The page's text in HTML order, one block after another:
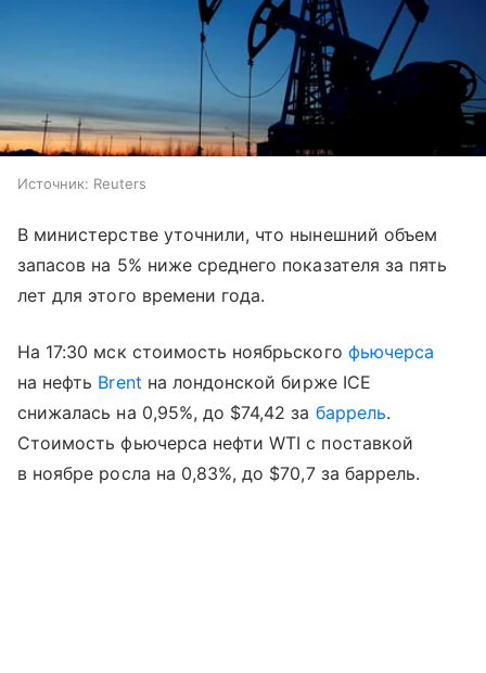
Источник: Reuters
В министерстве уточнили, что нынешний объем
запасов на 5% ниже среднего показателя за пять
лет для этого времени года.
На 17:30 мск стоимость ноябрьского фьючерса
на нефть Brent на лондонской бирже ICE
снижалась на 0,95%, до $74,42 за баррель.
Стоимость фьючерса нефти WTI с поставкой
в ноябре росла на 0,83%, до $70,7 за баррель.